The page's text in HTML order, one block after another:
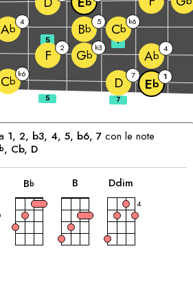
Cb
b6 D 7
Eb 1
F 2 Gb
b3 Ab 4
Ab 4 Bb 5 Cb
b6
5 7
1, 2, b3, 4, 5, b6, 7 con le note
b, Cb, D
Bb
accordo
B
accordo
Ddim
accordo
4